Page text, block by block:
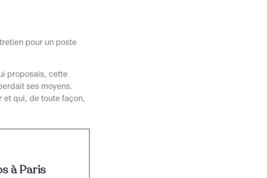
pour un poste
proposais, cette
ses moyens.
qui, de toute façon,
à Paris